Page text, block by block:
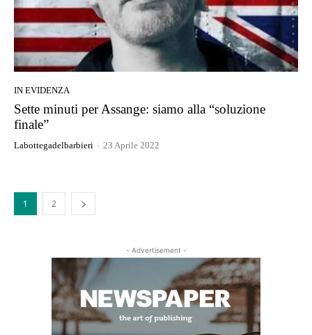
IN EVIDENZA
Sette minuti per Assange: siamo alla “soluzione
finale”
Labottegadelbarbieri - 23 Aprile 2022
1 2
- Advertisement -